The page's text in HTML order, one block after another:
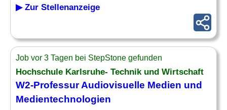
▶ Zur Stellenanzeige
Job vor 3 Tagen bei StepStone gefunden
Hochschule Karlsruhe- Technik und Wirtschaft
W2-Professur Audiovisuelle Medien und
Medientechnologien